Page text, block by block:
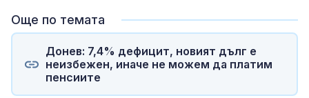
Още по темата
Донев: 7,4% дефицит, новият дълг е
неизбежен, иначе не можем да платим
пенсиите